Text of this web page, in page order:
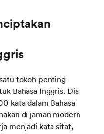
tokoh penting
Bahasa Inggris. Dia
kata dalam Bahasa
di jaman modern
menjadi kata sifat,